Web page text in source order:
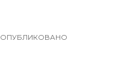
ОПУБЛИКОВАНО